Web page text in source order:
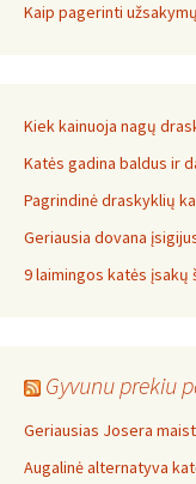
Kaip pagerinti
Kiek kainuoja nagų
Katės gadina baldus ir
Pagrindinė draskyklių
Geriausia dovana
9 laimingos katės įsakų
Gyvunu prekiu
Geriausias Josera
Augalinė alternatyva